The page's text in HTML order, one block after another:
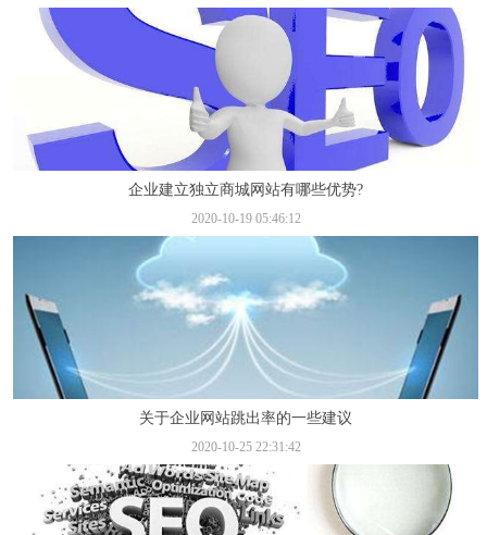
企业建立独立商城网站有哪些优势?
2020-10-19 05:46:12
关于企业网站跳出率的一些建议
2020-10-25 22:31:42